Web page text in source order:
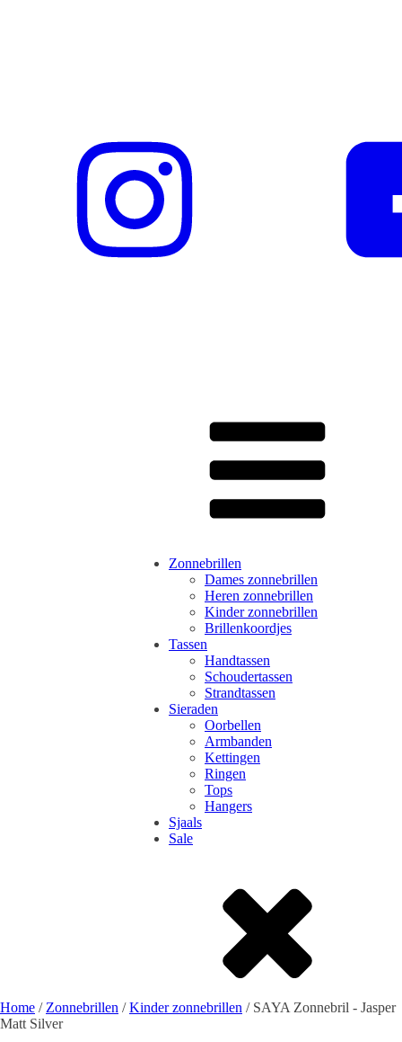
Zonnebrillen
Dames zonnebrillen
Heren zonnebrillen
Kinder zonnebrillen
Brillenkoordjes
Tassen
Handtassen
Schoudertassen
Strandtassen
Sieraden
Oorbellen
Armbanden
Kettingen
Ringen
Tops
Hangers
Sjaals
Sale
Home / Zonnebrillen /Kinder zonnebrillen / SAYA Zonnebril - Jasper
Matt Silver